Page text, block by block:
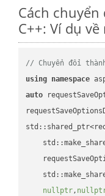
Cách chuyển
C++: Ví dụ
// Chuyển đổi thành
using namespace
auto
nullptr,